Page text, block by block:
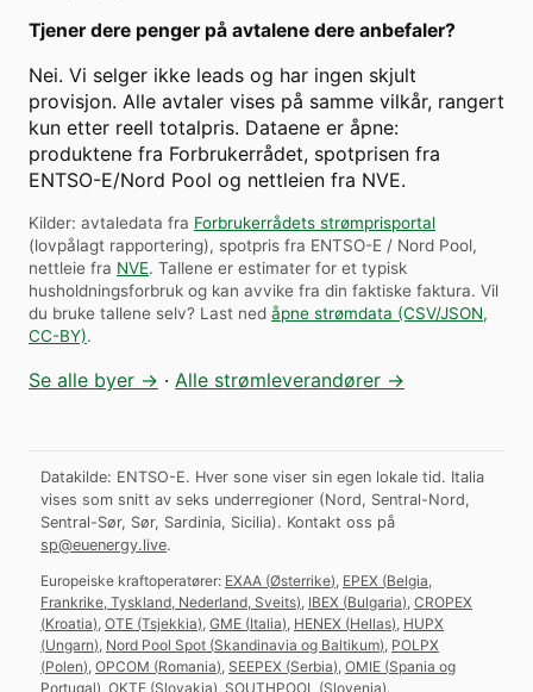
Tjener dere penger på avtalene dere anbefaler?
Nei. Vi selger ikke leads og har ingen skjult
provisjon. Alle avtaler vises på samme vilkår, rangert
kun etter reell totalpris. Dataene er åpne:
produktene fra Forbrukerrådet, spotprisen fra
ENTSO-E/Nord Pool og nettleien fra NVE.
Kilder: avtaledata fra Forbrukerrådets strømprisportal
(lovpålagt rapportering), spotpris fra ENTSO-E / Nord Pool,
nettleie fra NVE. Tallene er estimater for et typisk
husholdningsforbruk og kan avvike fra din faktiske faktura. Vil
du bruke tallene selv? Last ned åpne strømdata (CSV/JSON,
CC-BY).
Se alle byer → · Alle strømleverandører →
Datakilde: ENTSO-E. Hver sone viser sin egen lokale tid. Italia
vises som snitt av seks underregioner (Nord, Sentral-Nord,
Sentral-Sør, Sør, Sardinia, Sicilia). Kontakt oss på
sp@euenergy.live.
Europeiske kraftoperatører: EXAA (Østerrike), EPEX (Belgia,
Frankrike, Tyskland, Nederland, Sveits), IBEX (Bulgaria), CROPEX
(Kroatia), OTE (Tsjekkia), GME (Italia), HENEX (Hellas), HUPX
(Ungarn), Nord Pool Spot (Skandinavia og Baltikum), POLPX
(Polen), OPCOM (Romania), SEEPEX (Serbia), OMIE (Spania og
Portugal) OKTE (Slovakia) SOUTHPOOL (Slovenia).